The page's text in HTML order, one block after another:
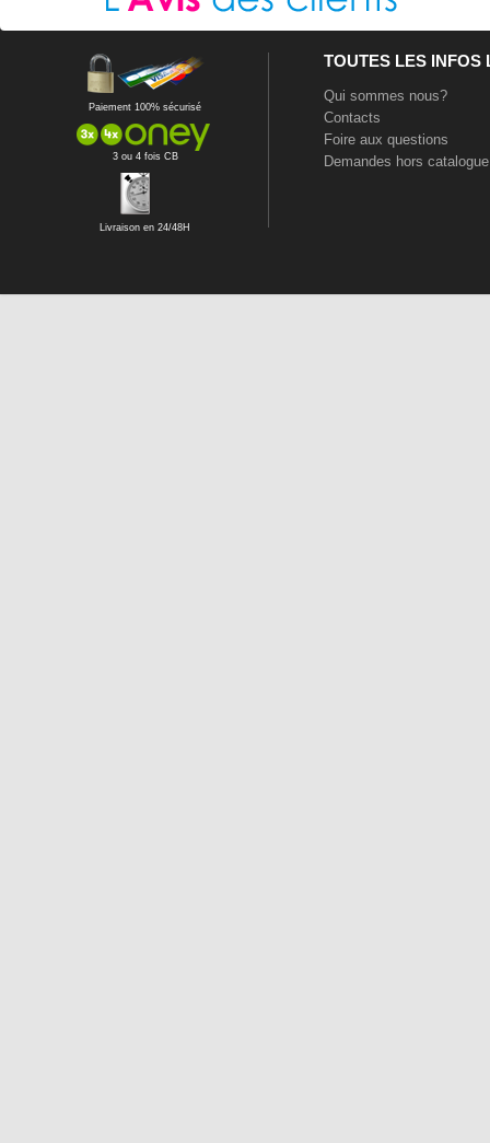
Paiement 100% sécurisé
3 ou 4 fois CB
Livraison en 24/48H
TOUTES LES INFOS
Qui sommes nous?
Contacts
Foire aux questions
Demandes hors catalogue